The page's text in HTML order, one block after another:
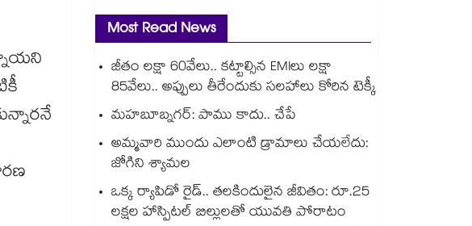
Most Read News
జీతం లక్షా 60వేలు.. కట్టాల్సిన EMIలు లక్షా
85వేలు.. అప్పులు తీరేందుకు సలహాలు కోరిన టెక్కీ
మహబూబ్నగర్: పాము కాదు.. చేపే
అమ్మవారి ముందు ఎలాంటి డ్రామాలు చేయలేదు:
జోగిని శ్యామల
ఒక్క ర్యాపిడో రైడ్.. తలకిందులైన జీవితం: రూ.25
లక్షల హాస్పిటల్ బిల్లులతో యువతి పోరాటం